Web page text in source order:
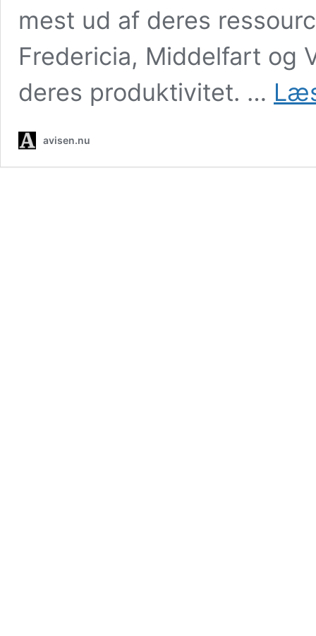
mest ud af deres
Fredericia, Middelfart og
deres produktivitet. …
avisen.nu